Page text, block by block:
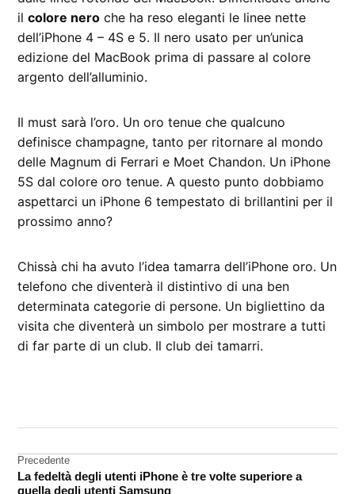
ilcolore nero che ha reso eleganti le linee nette
dell’iPhone 4 – 4S e 5. Il nero usato per un’unica
edizione del MacBook prima di passare al colore
argento dell’alluminio.
Il must sarà l’oro. Un oro tenue che qualcuno
definisce champagne, tanto per ritornare al mondo
delle Magnum di Ferrari e Moet Chandon. Un iPhone
5S dal colore oro tenue. A questo punto dobbiamo
aspettarci un iPhone 6 tempestato di brillantini per il
prossimo anno?
Chissà chi ha avuto l’idea tamarra dell’iPhone oro. Un
telefono che diventerà il distintivo di una ben
determinata categorie di persone. Un bigliettino da
visita che diventerà un simbolo per mostrare a tutti
di far parte di un club. Il club dei tamarri.
Rumors
Navigazione
articoli
Precedente
La fedeltà degli utenti iPhone è tre volte superiore a
quella degli utenti Samsung